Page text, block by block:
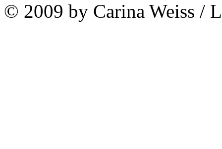
© 2009 by Carina Weiss /